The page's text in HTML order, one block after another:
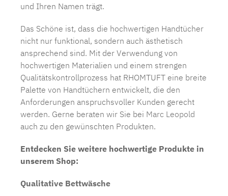
und Ihren Namen trägt.
Das Schöne ist, dass die hochwertigen Handtücher
nicht nur funktional, sondern auch ästhetisch
ansprechend sind. Mit der Verwendung von
hochwertigen Materialien und einem strengen
Qualitätskontrollprozess hat RHOMTUFT eine breite
Palette von Handtüchern entwickelt, die den
Anforderungen anspruchsvoller Kunden gerecht
werden. Gerne beraten wir Sie bei Marc Leopold
auch zu den gewünschten Produkten.
Entdecken Sie weitere hochwertige Produkte in
unserem Shop:
Qualitative Bettwäsche